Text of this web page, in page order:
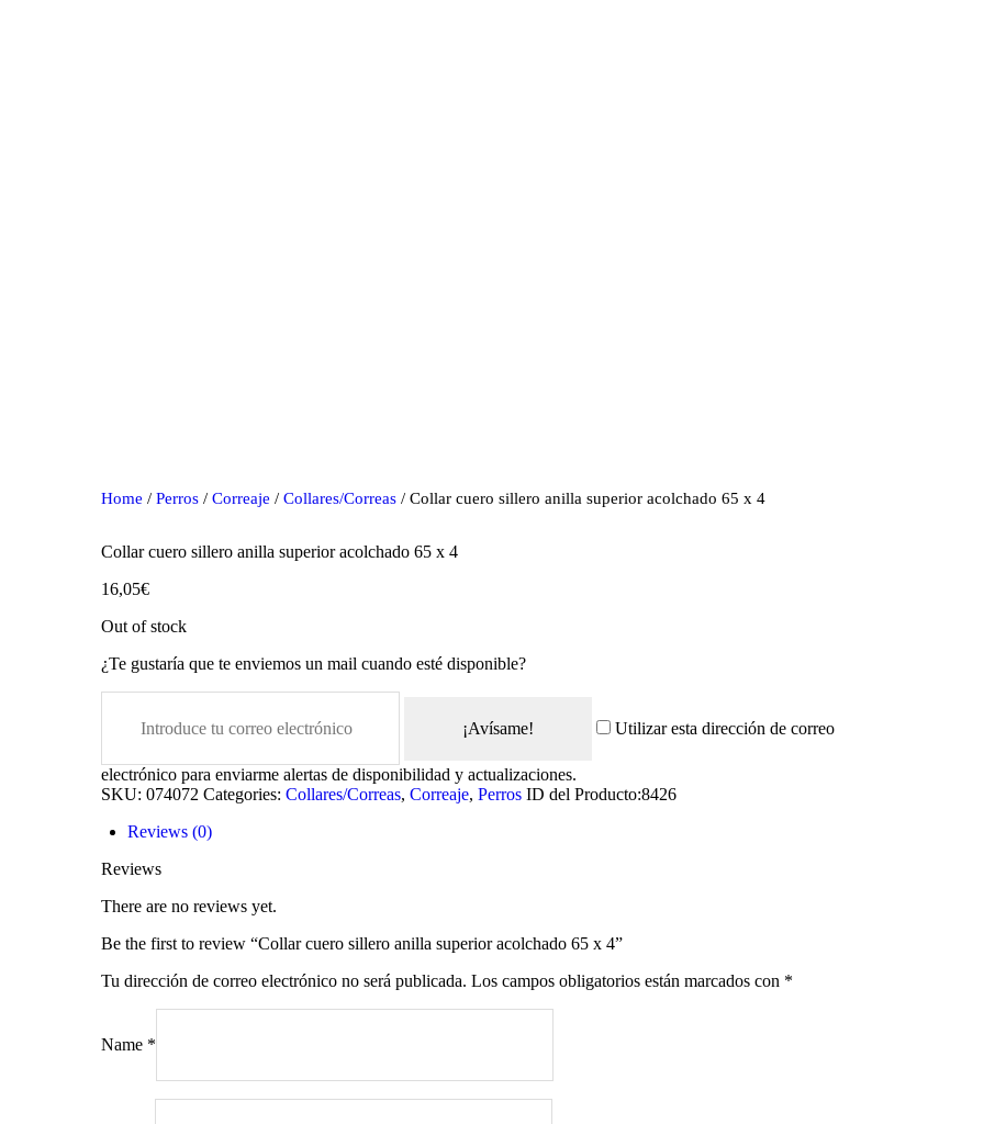
Home / Perros / Correaje / Collares/Correas / Collar cuero sillero anilla superior acolchado 65 x 4
Collar cuero sillero anilla superior acolchado 65 x 4
16,05€
Out of stock
¿Te gustaría que te enviemos un mail cuando esté disponible?
¡Avísame! Utilizar esta dirección de correo
electrónico para enviarme alertas de disponibilidad y actualizaciones.
SKU: 074072 Categories: Collares/Correas, Correaje, Perros ID del Producto:8426
Reviews (0)
Reviews
There are no reviews yet.
Be the first to review “Collar cuero sillero anilla superior acolchado 65 x 4”
Tu dirección de correo electrónico no será publicada. Los campos obligatorios están marcados con *
Name *